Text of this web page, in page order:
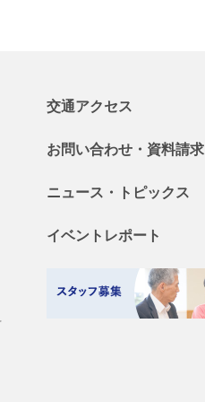
交通アクセス
お問い合わせ・ 資料請求
ニュース・ トピックス
イベントレポート